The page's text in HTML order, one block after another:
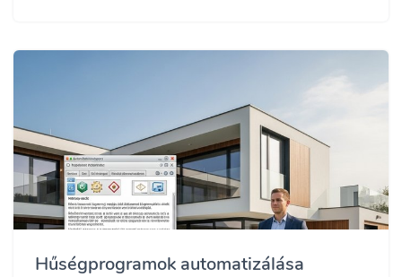
Hűségprogramok automatizálása